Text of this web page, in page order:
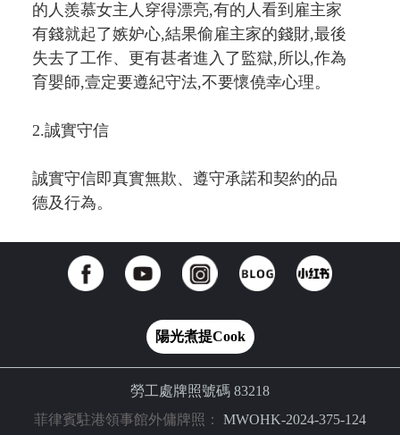
的人羨慕女主人穿得漂亮,有的人看到雇主家
有錢就起了嫉妒心,結果偷雇主家的錢財,最後
失去了工作、更有甚者進入了監獄,所以,作為
育嬰師,壹定要遵紀守法,不要懷僥幸心理。
2.誠實守信
誠實守信即真實無欺、遵守承諾和契約的品
德及行為。
陽光煮提Cook
勞工處牌照號碼 83218
菲律賓駐港領事館外傭牌照： MWOHK-2024-375-124